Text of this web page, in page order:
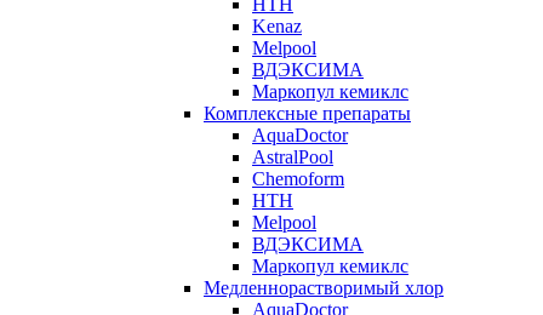
Kenaz
Melpool
ВДЭКСИМА
Маркопул кемиклс
Комплексные препараты
AquaDoctor
AstralPool
Chemoform
HTH
Melpool
ВДЭКСИМА
Маркопул кемиклс
Медленнорастворимый хлор
AquaDoctor